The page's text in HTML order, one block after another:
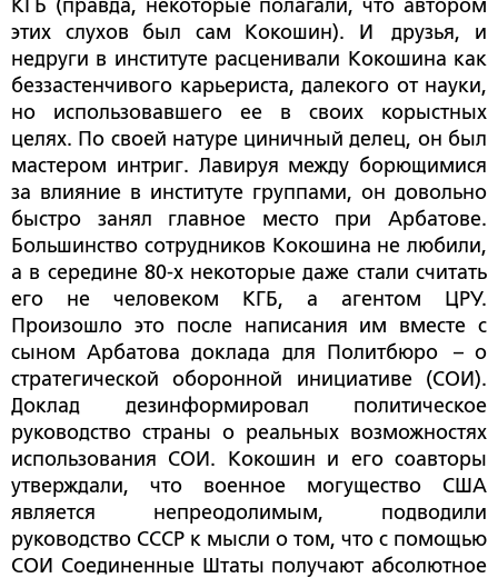
КГБ (правда, некоторые полагали, что автором
этих слухов был сам Кокошин). И друзья, и
недруги в институте расценивали Кокошина как
беззастенчивого карьериста, далекого от науки,
но использовавшего ее в своих корыстных
целях. По своей натуре циничный делец, он был
мастером интриг. Лавируя между борющимися
за влияние в институте группами, он довольно
быстро занял главное место при Арбатове.
Большинство сотрудников Кокошина не любили,
а в середине 80-х некоторые даже стали считать
его не человеком КГБ, а агентом ЦРУ.
Произошло это после написания им вместе с
сыном Арбатова доклада для Политбюро – о
стратегической оборонной инициативе (СОИ).
Доклад дезинформировал политическое
руководство страны о реальных возможностях
использования СОИ. Кокошин и его соавторы
утверждали, что военное могущество США
является непреодолимым, подводили
руководство СССР к мысли о том, что с помощью
СОИ Соединенные Штаты получают абсолютное